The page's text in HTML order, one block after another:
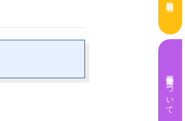
奨学金制度について